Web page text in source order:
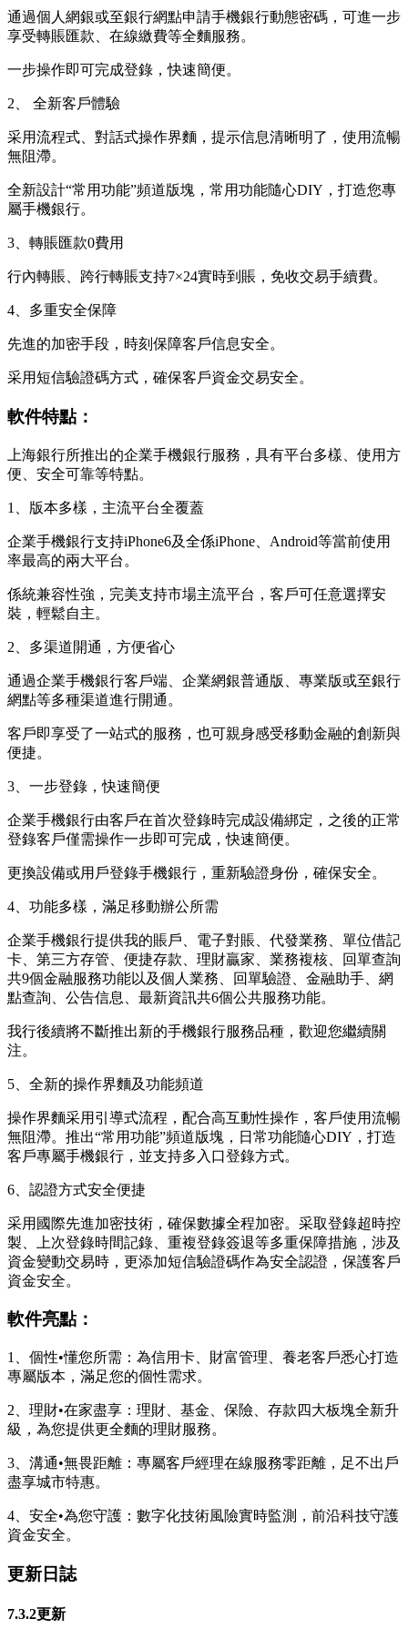
通過個人網銀或至銀行網點申請手機銀行動態密碼，可進一步
享受轉賬匯款、在線繳費等全麵服務。
一步操作即可完成登錄，快速簡便。
2、 全新客戶體驗
采用流程式、對話式操作界麵，提示信息清晰明了，使用流暢
無阻滯。
全新設計“常用功能”頻道版塊，常用功能隨心DIY，打造您專
屬手機銀行。
3、轉賬匯款0費用
行內轉賬、跨行轉賬支持7×24實時到賬，免收交易手續費。
4、多重安全保障
先進的加密手段，時刻保障客戶信息安全。
采用短信驗證碼方式，確保客戶資金交易安全。
軟件特點：
上海銀行所推出的企業手機銀行服務，具有平台多樣、使用方
便、安全可靠等特點。
1、版本多樣，主流平台全覆蓋
企業手機銀行支持iPhone6及全係iPhone、Android等當前使用
率最高的兩大平台。
係統兼容性強，完美支持市場主流平台，客戶可任意選擇安
裝，輕鬆自主。
2、多渠道開通，方便省心
通過企業手機銀行客戶端、企業網銀普通版、專業版或至銀行
網點等多種渠道進行開通。
客戶即享受了一站式的服務，也可親身感受移動金融的創新與
便捷。
3、一步登錄，快速簡便
企業手機銀行由客戶在首次登錄時完成設備綁定，之後的正常
登錄客戶僅需操作一步即可完成，快速簡便。
更換設備或用戶登錄手機銀行，重新驗證身份，確保安全。
4、功能多樣，滿足移動辦公所需
企業手機銀行提供我的賬戶、電子對賬、代發業務、單位借記
卡、第三方存管、便捷存款、理財贏家、業務複核、回單查詢
共9個金融服務功能以及個人業務、回單驗證、金融助手、網
點查詢、公告信息、最新資訊共6個公共服務功能。
我行後續將不斷推出新的手機銀行服務品種，歡迎您繼續關
注。
5、全新的操作界麵及功能頻道
操作界麵采用引導式流程，配合高互動性操作，客戶使用流暢
無阻滯。推出“常用功能”頻道版塊，日常功能隨心DIY，打造
客戶專屬手機銀行，並支持多入口登錄方式。
6、認證方式安全便捷
采用國際先進加密技術，確保數據全程加密。采取登錄超時控
製、上次登錄時間記錄、重複登錄簽退等多重保障措施，涉及
資金變動交易時，更添加短信驗證碼作為安全認證，保護客戶
資金安全。
軟件亮點：
1、個性•懂您所需：為信用卡、財富管理、養老客戶悉心打造
專屬版本，滿足您的個性需求。
2、理財•在家盡享：理財、基金、保險、存款四大板塊全新升
級，為您提供更全麵的理財服務。
3、溝通•無畏距離：專屬客戶經理在線服務零距離，足不出戶
盡享城市特惠。
4、安全•為您守護：數字化技術風險實時監測，前沿科技守護
資金安全。
更新日誌
7.3.2更新